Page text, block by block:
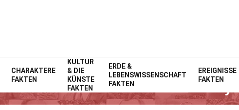
CHARAKTERE
FAKTEN
KULTUR
& DIE
KÜNSTE
FAKTEN
ERDE &
LEBENSWISSENSCHAFT
FAKTEN
EREIGNISSE
FAKTEN
Home LebensstilFakten Fakten
12 Fakten Über Isaac Heeney